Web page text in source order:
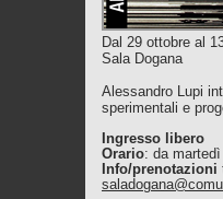
Dal 29 ottobre al
Sala Dogana
Alessandro Lupi
sperimentali e
Ingresso libero
Orario: da
Info/prenotazioni